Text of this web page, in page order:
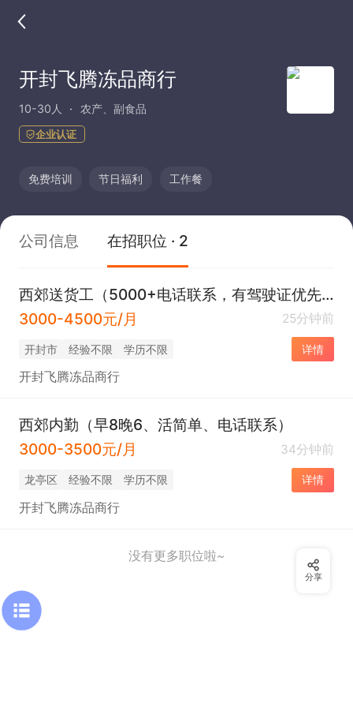
开封飞腾冻品商行
10-30人 农产、副食品
企业认证
免费培训 节日福利 工作餐
公司信息 在招职位 · 2
西郊送货工（5000+电话联系，有驾驶证优先）
3000-4500元/月
25分钟前
开封市 经验不限 学历不限 详情
开封飞腾冻品商行
西郊内勤（早8晚6、活简单、电话联系）
3000-3500元/月
34分钟前
龙亭区 经验不限 学历不限 详情
开封飞腾冻品商行
没有更多职位啦~
分享